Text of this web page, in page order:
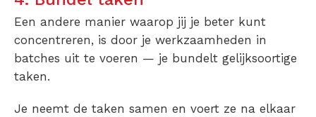
Een andere manier waarop jij je beter kunt
concentreren, is door je werkzaamheden in
batches uit te voeren — je bundelt gelijksoortige
taken.
Je neemt de taken samen en voert ze na elkaar